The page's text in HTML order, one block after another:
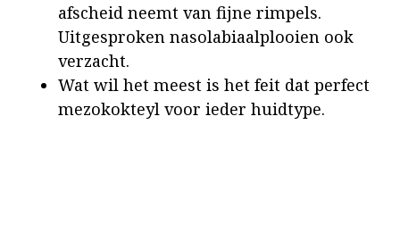
afscheid neemt van fijne rimpels.
Uitgesproken nasolabiaalplooien ook
verzacht.
Wat wil het meest is het feit dat perfect
mezokokteyl voor ieder huidtype.